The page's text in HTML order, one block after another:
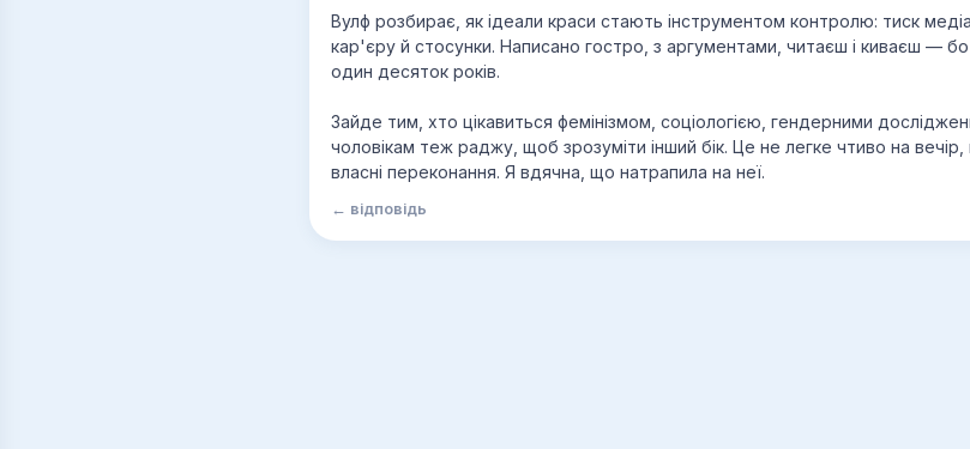
Вулф розбирає, як ідеали краси стають інструментом контролю: тиск
кар'єру й стосунки. Написано гостро, з аргументами, читаєш і киваєш — бо
один десяток років.
Зайде тим, хто цікавиться фемінізмом, соціологією, гендерними
чоловікам теж раджу, щоб зрозуміти інший бік. Це не легке чтиво на
власні переконання. Я вдячна, що натрапила на неї.
← відповідь